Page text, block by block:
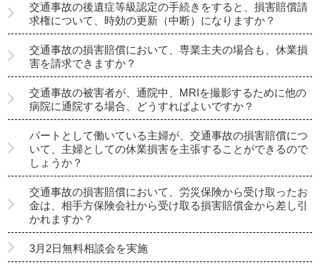
交通事故の後遺症等級認定の手続きをすると、損害賠償請
求権について、時効の更新（中断）になりますか？
交通事故の損害賠償において、専業主夫の場合も、休業損
害を請求できますか？
交通事故の被害者が、通院中、MRIを撮影するために他の
病院に通院する場合、どうすればよいですか？
パートとして働いている主婦が、交通事故の損害賠償につ
いて、主婦としての休業損害を主張することができるので
しょうか？
交通事故の損害賠償において、労災保険から受け取ったお
金は、相手方保険会社から受け取る損害賠償金から差し引
かれますか？
3月2日無料相談会を実施